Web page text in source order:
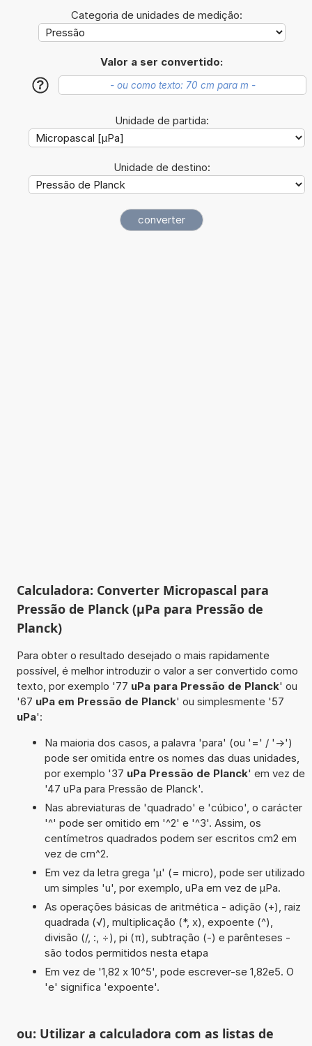
Categoria de unidades de medição:
Valor a ser convertido:
?
Unidade de partida:
Unidade de destino:
Calculadora: Converter Micropascal para
Pressão de Planck (µPa para Pressão de
Planck)
Para obter o resultado desejado o mais rapidamente
possível, é melhor introduzir o valor a ser convertido como
texto, por exemplo '77 uPa para Pressão de Planck' ou
'67 uPa em Pressão de Planck' ou simplesmente '57
uPa':
Na maioria dos casos, a palavra 'para' (ou '=' / '->')
pode ser omitida entre os nomes das duas unidades,
por exemplo '37 uPa Pressão de Planck' em vez de
'47 uPa para Pressão de Planck'.
Nas abreviaturas de 'quadrado' e 'cúbico', o carácter
'^' pode ser omitido em '^2' e '^3'. Assim, os
centímetros quadrados podem ser escritos cm2 em
vez de cm^2.
Em vez da letra grega 'µ' (= micro), pode ser utilizado
um simples 'u', por exemplo, uPa em vez de µPa.
As operações básicas de aritmética - adição (+), raiz
quadrada (√), multiplicação (*, x), expoente (^),
divisão (/, :, ÷), pi (π), subtração (-) e parênteses -
são todos permitidos nesta etapa
Em vez de '1,82 x 10^5', pode escrever-se 1,82e5. O
'e' significa 'expoente'.
ou: Utilizar a calculadora com as listas de